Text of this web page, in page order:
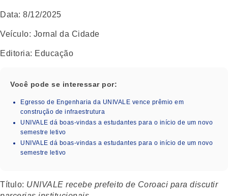
Data: 8/12/2025
Veículo: Jornal da Cidade
Editoria: Educação
Você pode se interessar por:
Egresso de Engenharia da UNIVALE vence prêmio em
construção de infraestrutura
UNIVALE dá boas-vindas a estudantes para o início de um novo
semestre letivo
UNIVALE dá boas-vindas a estudantes para o início de um novo
semestre letivo
Título: UNIVALE recebe prefeito de Coroaci para discutir